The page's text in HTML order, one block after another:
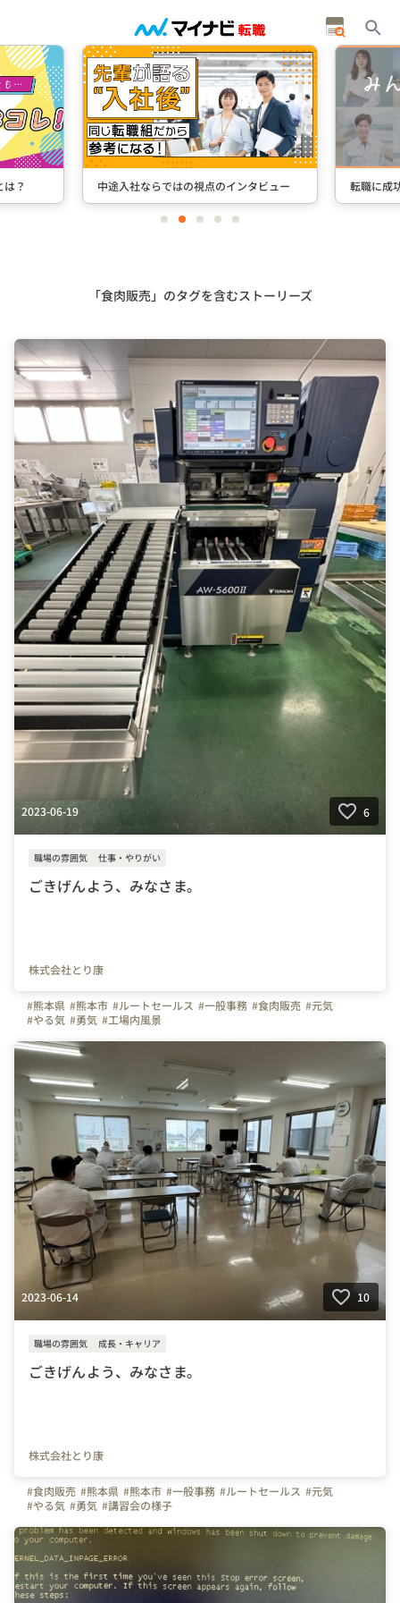
ュー 転職に成功した先輩たちのインタビュー ＋
itemitemitemitemitem
「食肉販売」のタグを含むストーリーズ
2023-06-19 6
職場の雰囲気 仕事・やりがい
ごきげんよう、みなさま。
株式会社とり康
#熊本県 #熊本市 #ルートセールス #一般事務 #食肉販売 #元気
#やる気 #勇気 #工場内風景
2023-06-14 10
職場の雰囲気 成長・キャリア
ごきげんよう、みなさま。
株式会社とり康
#食肉販売 #熊本県 #熊本市 #一般事務 #ルートセールス #元気
#やる気 #勇気 #講習会の様子